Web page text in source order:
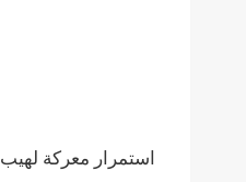
استمرار معركة لهيب